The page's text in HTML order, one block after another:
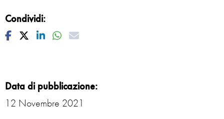
Condividi:
Facebook
TwitterLinkedinWhatsapp
Mail
Data di pubblicazione:
12 Novembre 2021